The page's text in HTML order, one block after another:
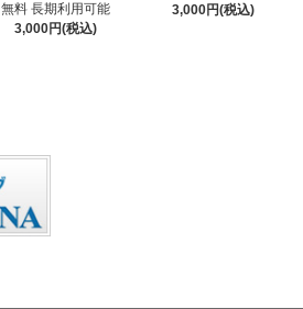
無料 長期利用可能
3,000円(税込)
3,000円(税込)